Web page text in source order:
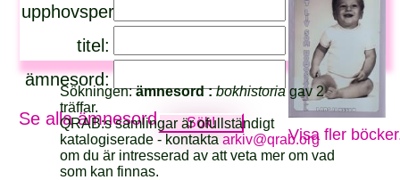
upphovsperson:
titel:
ämnesord:
Se alla ämnesord
Visa fler
Sökningen:ämnesord :bokhistoria gav 2
träffar.
QRAB:s samlingar är ofullständigt
katalogiserade - kontaktaarkiv@qrab.org
om du är intresserad av att veta mer om vad
som kan finnas.